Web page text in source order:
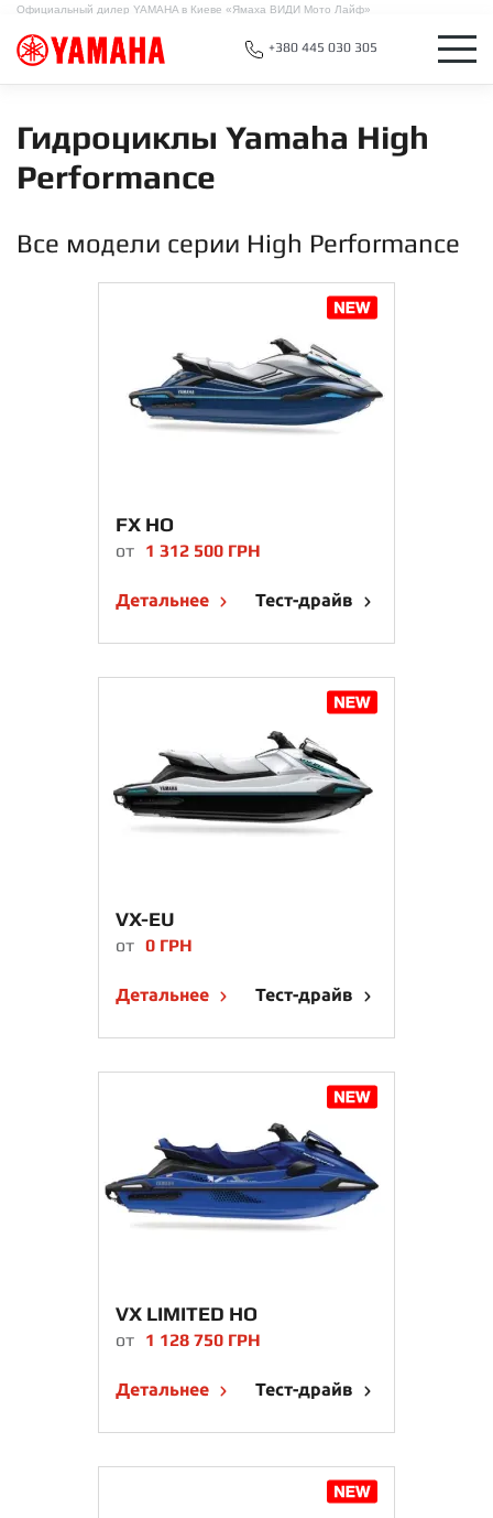
Официальный дилер YAMAHA в Киеве «Ямаха ВИДИ Мото Лайф»
+380 445 030 305
Гидроциклы Yamaha High
Performance
Все модели серии High Performance
FX HO
от 1 312 500 ГРН
Детальнее Тест-драйв
VX-EU
от 0 ГРН
Детальнее Тест-драйв
VX LIMITED HO
от 1 128 750 ГРН
Детальнее Тест-драйв